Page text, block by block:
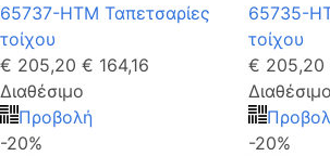
65737-HTM Ταπετσαρίες
τοίχου
€ 205,20 € 164,16
Διαθέσιμο
Προβολή
-20%
65735-
τοίχου
€ 205,20
Διαθέσιμο
-20%